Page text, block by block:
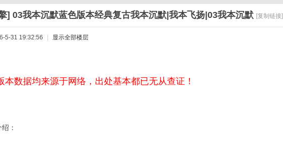
] 03我本沉默蓝色版本经典复古我本沉默|我本飞扬|03我本沉默 [复制链接]
5-31 19:32:56 显示全部楼层
本数据均来源于网络，出处基本都已无从查证！
：